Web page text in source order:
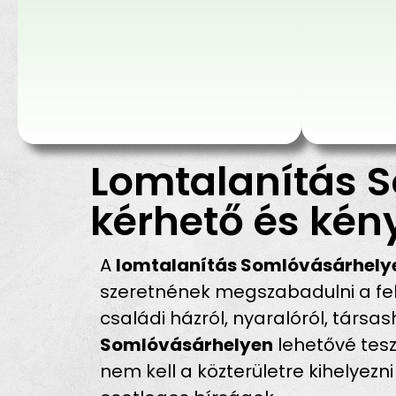
Lomtalanítás
kérhető és
A lomtalanítás
szeretnének megszabadulni a
családi házról, nyaralóról,
Somlóvásárhelyen lehetővé
nem kell a közterületre